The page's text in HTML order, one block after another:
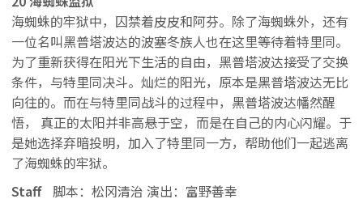
海蜘蛛的牢狱中，囚禁着皮皮和阿芬。除了海蜘蛛外，还有
一位名叫黑普塔波达的波塞冬族人也在这里等待着特里同。
为了重新获得在阳光下生活的自由，黑普塔波达接受了交换
条件，与特里同决斗。灿烂的阳光，原本是黑普塔波达无比
向往的。而在与特里同战斗的过程中，黑普塔波达幡然醒
悟， 真正的太阳并非高悬于空，而是在自己的内心闪耀。于
是她选择弃暗投明，加入了特里同一方，帮助他们一起逃离
了海蜘蛛的牢狱。
Staff
脚本：松冈清治 演出：富野善幸